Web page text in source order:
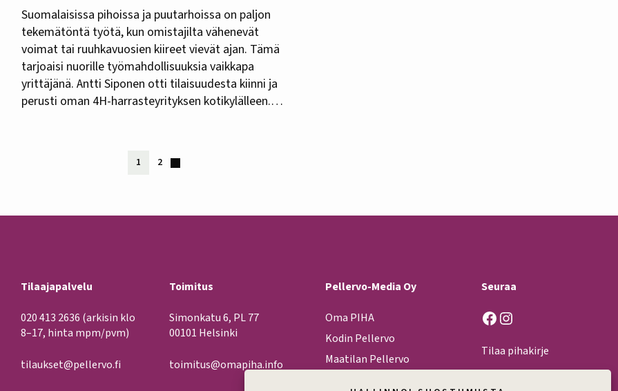
Suomalaisissa pihoissa ja puutarhoissa on paljon
tekemätöntä työtä, kun omistajilta vähenevät
voimat tai ruuhkavuosien kiireet vievät ajan. Tämä
tarjoaisi nuorille työmahdollisuuksia vaikkapa
yrittäjänä. Antti Siponen otti tilaisuudesta kiinni ja
perusti oman 4H-harrasteyrityksen kotikylälleen.
löysi alun yrittäjyydelle, kun…
1 2
Tilaajapalvelu
020 413 2636 (arkisin klo
8–17, hinta mpm/pvm)
tilaukset@pellervo.fi
Toimitus
Simonkatu 6, PL 77
00101 Helsinki
toimitus@omapiha.info
Pellervo-Media Oy
Oma PIHA
Kodin Pellervo
Maatilan Pellervo
Seuraa
Facebook
Instagram
Tilaa pihakirje